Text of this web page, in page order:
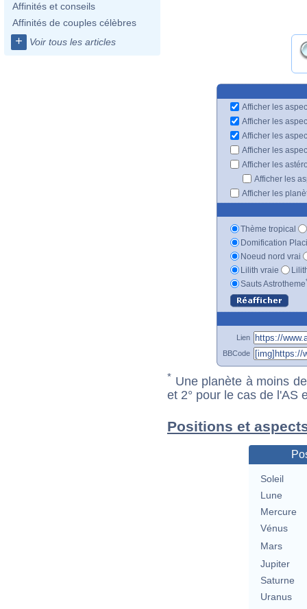
Affinités et conseils
Affinités de couples célèbres
+ Voir tous les articles
Afficher les
Afficher les
Afficher les
Afficher les
Afficher les
Afficher les
Afficher les
Thème tropical
Domification
Noeud nord vrai
Lilith vraie
Sauts Astrotheme
Lien
BBCode
* Une planète à moins
et 2° pour le cas de l'AS
Positions et
Soleil
Lune
Mercure
Vénus
Mars
Jupiter
Saturne
Uranus